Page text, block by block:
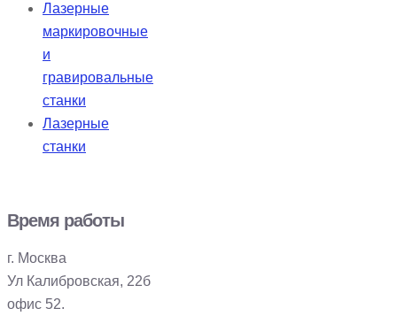
Лазерные
маркировочные
и
гравировальные
станки
Лазерные
станки
Время работы
г. Москва
Ул Калибровская, 22б
офис 52.